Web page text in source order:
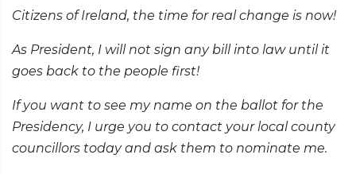
Citizens of Ireland, the time for real change is now!
As President, I will not sign any bill into law until it
goes back to the people first!
If you want to see my name on the ballot for the
Presidency, I urge you to contact your local county
councillors today and ask them to nominate me.